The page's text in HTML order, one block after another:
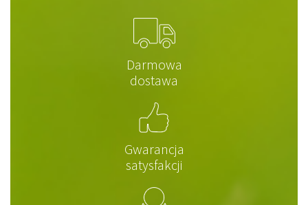
Darmowa
dostawa
Gwarancja
satysfakcji